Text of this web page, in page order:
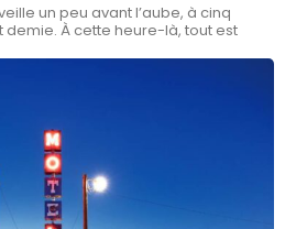
un peu avant l’aube, à cinq
demie. À cette heure-là, tout est